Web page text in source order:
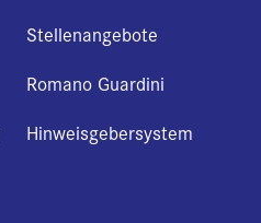
Stellenangebote
Romano Guardini
Hinweisgebersystem